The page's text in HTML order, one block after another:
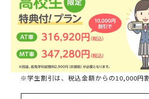
※学生割引は、税込金額からの10,000円割